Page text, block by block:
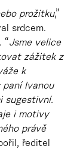
prožitku,”
srdcem.
“Jsme velice
zážitek z
k
paní Ivanou
sugestivní.
i motivy
právě
ředitel